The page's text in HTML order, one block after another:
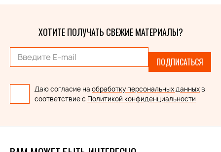
ХОТИТЕ ПОЛУЧАТЬ СВЕЖИЕ МАТЕРИАЛЫ?
ПОДПИСАТЬСЯ
Даю согласие на обработку персональных данных в
соответствие с Политикой конфиденциальности